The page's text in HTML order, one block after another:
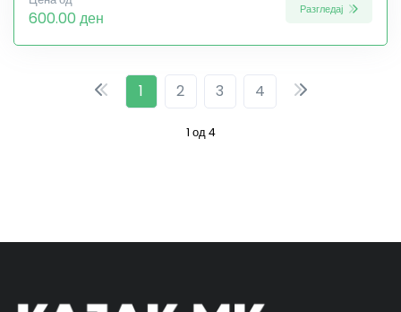
600.00 ден Разгледај
1 2 3 4
1 од 4